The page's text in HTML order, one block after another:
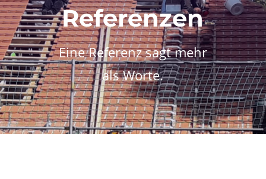
Referenzen
Eine Referenz sagt mehr
als Worte.